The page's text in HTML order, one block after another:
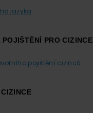
jazyka
PRO CIZINCE
pojištění cizinců